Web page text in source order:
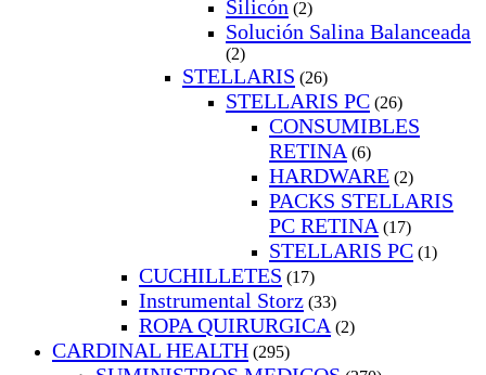
Silicón (2)
Solución Salina Balanceada
(2)
STELLARIS (26)
STELLARIS PC (26)
CONSUMIBLES
RETINA (6)
HARDWARE (2)
PACKS STELLARIS
PC RETINA (17)
STELLARIS PC (1)
CUCHILLETES (17)
Instrumental Storz (33)
ROPA QUIRURGICA (2)
CARDINAL HEALTH (295)